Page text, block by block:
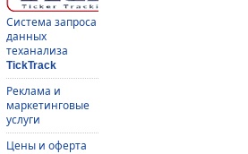
Система запроса
данных
теханализа
TickTrack
Реклама и
маркетинговые
услуги
Цены и оферта